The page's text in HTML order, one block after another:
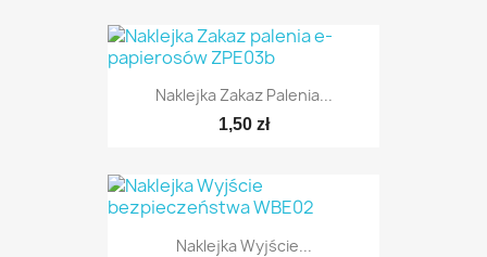
Naklejka Zakaz Palenia...
1,50 zł
Naklejka Wyjście...